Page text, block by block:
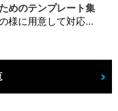
めのテンプレート集
建設工事に関わる安全書類をどの様に用意して対応するか？関連書式テンプレートから書き方の注意点などの役立つコラムをbizoceanがお届けします。